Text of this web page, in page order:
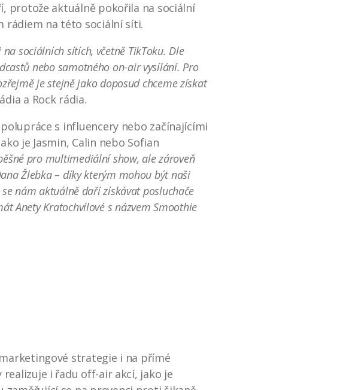
protože aktuálně pokořila na sociální
rádiem na této sociální síti.
sociálních sítích, včetně TikToku. Dle
nebo samotného on-air vysílání. Pro
je stejně jako doposud chceme získat
a Rock rádia.
s influencery nebo začínajícími
je Jasmin, Calin nebo Sofian
pro multimediální show, ale zároveň
Žlebka – díky kterým mohou být naši
nám aktuálně daří získávat posluchače
Anety Kratochvílové s názvem Smoothie
strategie i na přímé
i řadu off-air akcí, jako je